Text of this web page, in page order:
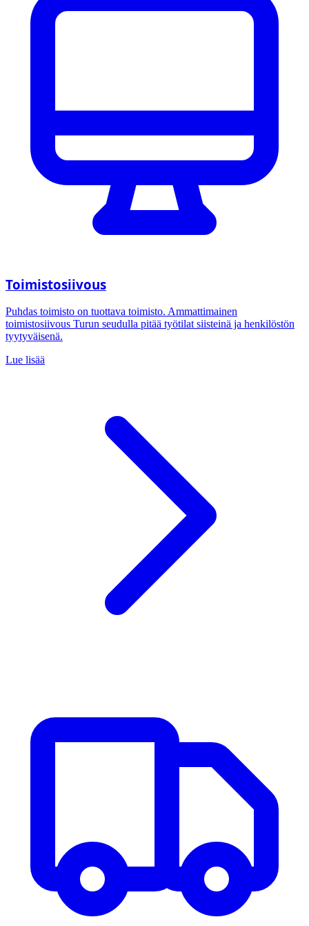
Toimistosiivous
Puhdas toimisto on tuottava toimisto. Ammattimainen
toimistosiivous Turun seudulla pitää työtilat siisteinä ja henkilöstön
tyytyväisenä.
Lue lisää